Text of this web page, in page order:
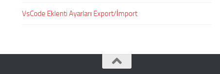
VsCode Eklenti Ayarları Export/İmport